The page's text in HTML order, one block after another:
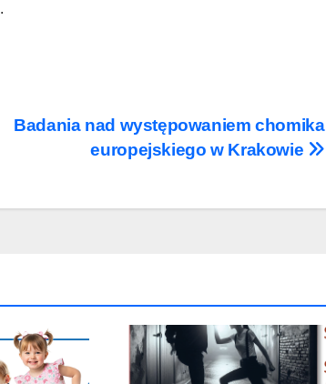
.
Badania nad występowaniem chomika
europejskiego w Krakowie